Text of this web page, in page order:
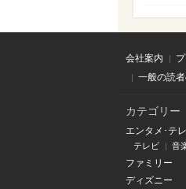
会社案内
一般の読
カテゴリー
エンタメ･テ
テレビ 音
ファミリー
ディズニー